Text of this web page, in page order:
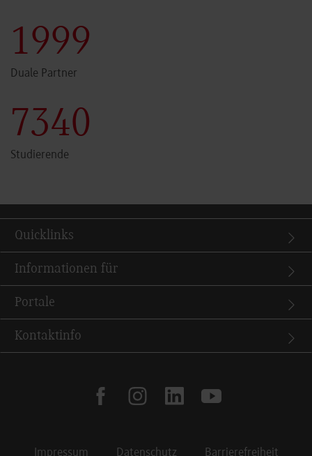
2000
Duale Partner
7341
Studierende
Quicklinks
Informationen für
Portale
Kontaktinfo
facebookinstagramlinkedin youtube